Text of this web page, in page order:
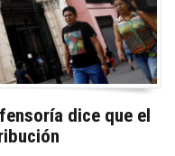
dice que el